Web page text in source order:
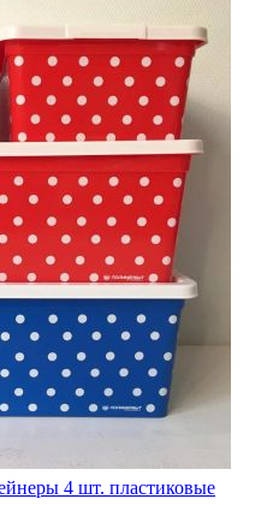
4 шт. пластиковые